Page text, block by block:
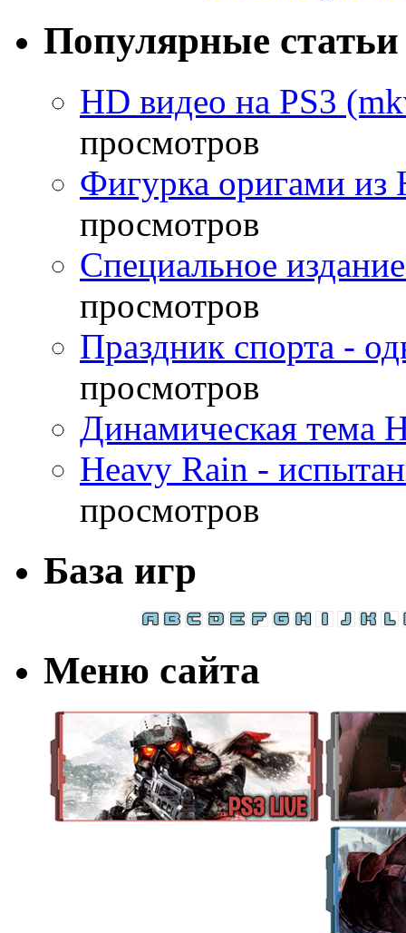
Популярные статьи
HD видео на PS3
просмотров
Фигурка оригами из
просмотров
Специальное
просмотров
Праздник спорта -
просмотров
Динамическая тема
Heavy Rain -
просмотров
База игр
Меню сайта